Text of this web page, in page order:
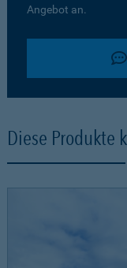
Angebot an.
Diese Produkte